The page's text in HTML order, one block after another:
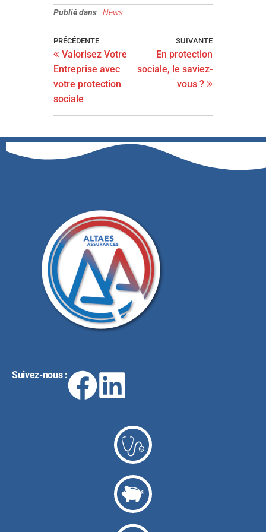
Publié dans News
PRÉCÉDENTE
Valorisez Votre
Entreprise avec
votre protection
sociale
SUIVANTE
En protection
sociale, le saviez-
vous ?
Suivez-nous :